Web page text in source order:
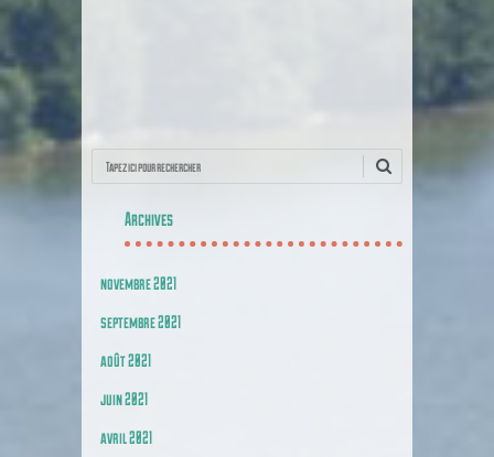
Recherche
Archives
novembre 2021
septembre 2021
août 2021
juin 2021
avril 2021